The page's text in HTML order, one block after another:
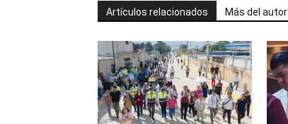
Artículos relacionados Más del autor